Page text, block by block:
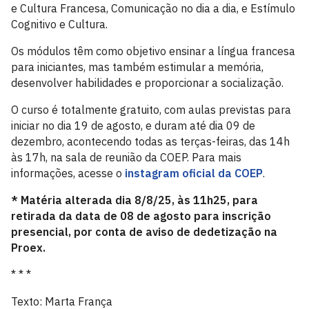
e Cultura Francesa, Comunicação no dia a dia, e Estímulo
Cognitivo e Cultura.
Os módulos têm como objetivo ensinar a língua francesa
para iniciantes, mas também estimular a memória,
desenvolver habilidades e proporcionar a socialização.
O curso é totalmente gratuito, com aulas previstas para
iniciar no dia 19 de agosto, e duram até dia 09 de
dezembro, acontecendo todas as terças-feiras, das 14h
às 17h, na sala de reunião da COEP. Para mais
informações, acesse o instagram oficial da COEP.
* Matéria alterada dia 8/8/25, às 11h25, para
retirada da data de 08 de agosto para inscrição
presencial, por conta de aviso de dedetização na
Proex.
* * *
Texto: Marta França